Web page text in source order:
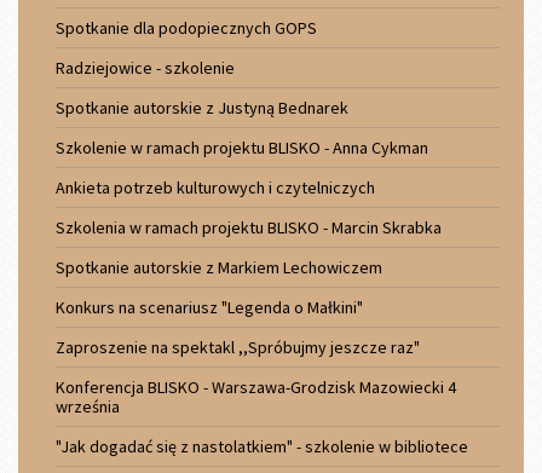
Spotkanie dla podopiecznych GOPS
Radziejowice - szkolenie
Spotkanie autorskie z Justyną Bednarek
Szkolenie w ramach projektu BLISKO - Anna Cykman
Ankieta potrzeb kulturowych i czytelniczych
Szkolenia w ramach projektu BLISKO - Marcin Skrabka
Spotkanie autorskie z Markiem Lechowiczem
Konkurs na scenariusz "Legenda o Małkini"
Zaproszenie na spektakl ,,Spróbujmy jeszcze raz"
Konferencja BLISKO - Warszawa-Grodzisk Mazowiecki 4
września
"Jak dogadać się z nastolatkiem" - szkolenie w bibliotece